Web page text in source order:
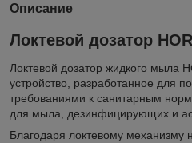
Описание
Локтевой дозатор
Локтевой дозатор жидкого мыла
устройство, разработанное для
требованиями к санитарным
для мыла, дезинфицирующих и
Благодаря локтевому механизму